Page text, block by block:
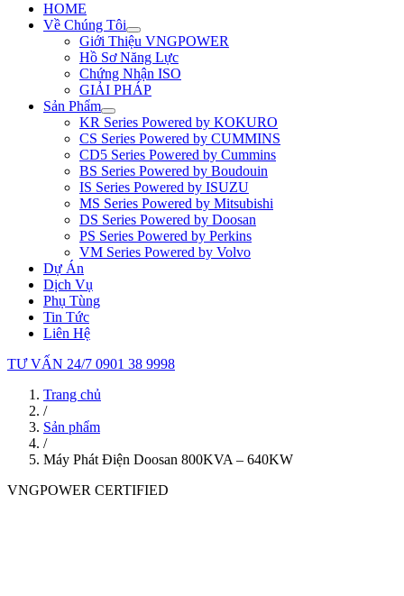
HOME
Về Chúng Tôi
Giới Thiệu VNGPOWER
Hồ Sơ Năng Lực
Chứng Nhận ISO
GIẢI PHÁP
Sản Phẩm
KR Series Powered by KOKURO
CS Series Powered by CUMMINS
CD5 Series Powered by Cummins
BS Series Powered by Boudouin
IS Series Powered by ISUZU
MS Series Powered by Mitsubishi
DS Series Powered by Doosan
PS Series Powered by Perkins
VM Series Powered by Volvo
Dự Án
Dịch Vụ
Phụ Tùng
Tin Tức
Liên Hệ
TƯ VẤN 24/7 0901 38 9998
Trang chủ
/
Sản phẩm
/
Máy Phát Điện Doosan 800KVA – 640KW
VNGPOWER CERTIFIED